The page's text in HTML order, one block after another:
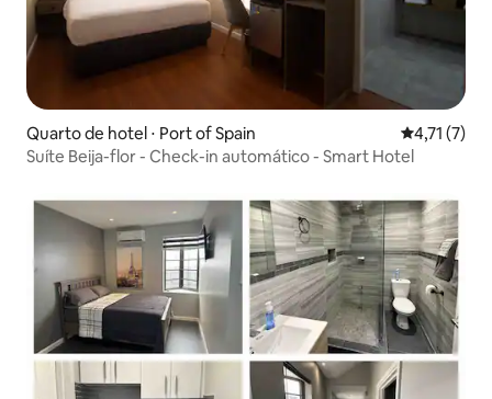
Quarto de hotel ⋅ Port of Spain 4,71 de
4,71 (7)
Suíte Beija-flor - Check-in automático - Smart Hotel